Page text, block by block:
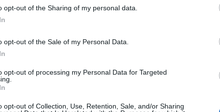
opt-out of the Sharing of my personal data.
opt-out of the Sale of my Personal Data.
opt-out of processing my Personal Data for Targeted
opt-out of Collection, Use, Retention, Sale, and/or Sharing
lakosság pedig a jövedelemkiesés miatt kerülhet nehéz
a lehetőségeket, amelyekkel a ténylegesen
portfolio.hu hírarchívumához tartozik, melynek olvasása
cikkarchívum